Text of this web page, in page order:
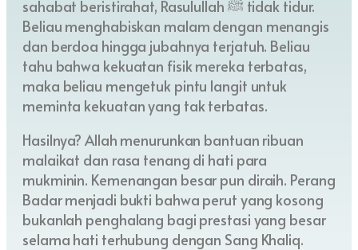
sahabat beristirahat, Rasulullah ﷺ tidak tidur.
Beliau menghabiskan malam dengan menangis
dan berdoa hingga jubahnya terjatuh. Beliau
tahu bahwa kekuatan fisik mereka terbatas,
maka beliau mengetuk pintu langit untuk
meminta kekuatan yang tak terbatas.
Hasilnya? Allah menurunkan bantuan ribuan
malaikat dan rasa tenang di hati para
mukminin. Kemenangan besar pun diraih. Perang
Badar menjadi bukti bahwa perut yang kosong
bukanlah penghalang bagi prestasi yang besar
selama hati terhubung dengan Sang Khaliq.